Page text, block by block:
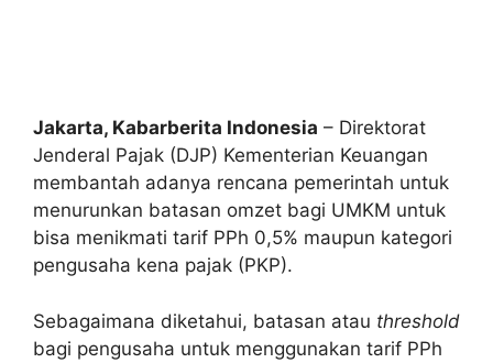
Jakarta, Kabarberita Indonesia – Direktorat
Jenderal Pajak (DJP) Kementerian Keuangan
membantah adanya rencana pemerintah untuk
menurunkan batasan omzet bagi UMKM untuk
bisa menikmati tarif PPh 0,5% maupun kategori
pengusaha kena pajak (PKP).
Sebagaimana diketahui, batasan atau threshold
bagi pengusaha untuk menggunakan tarif PPh